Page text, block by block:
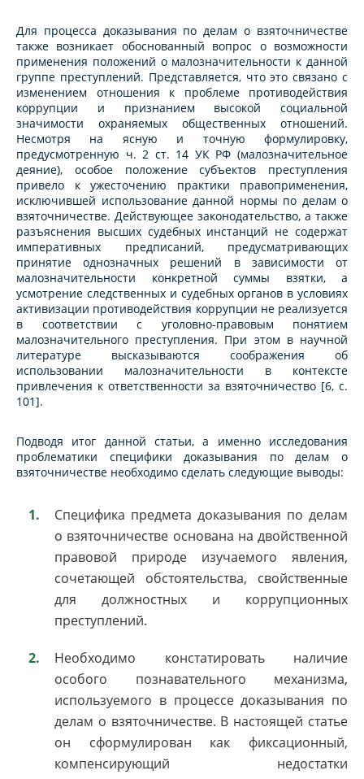
Для процесса доказывания по делам о взяточничестве
также возникает обоснованный вопрос о возможности
применения положений о малозначительности к данной
группе преступлений. Представляется, что это связано с
изменением отношения к проблеме противодействия
коррупции и признанием высокой социальной
значимости охраняемых общественных отношений.
Несмотря на ясную и точную формулировку,
предусмотренную ч. 2 ст. 14 УК РФ (малозначительное
деяние), особое положение субъектов преступления
привело к ужесточению практики правоприменения,
исключившей использование данной нормы по делам о
взяточничестве. Действующее законодательство, а также
разъяснения высших судебных инстанций не содержат
императивных предписаний, предусматривающих
принятие однозначных решений в зависимости от
малозначительности конкретной суммы взятки, а
усмотрение следственных и судебных органов в условиях
активизации противодействия коррупции не реализуется
в соответствии с уголовно-правовым понятием
малозначительного преступления. При этом в научной
литературе высказываются соображения об
использовании малозначительности в контексте
привлечения к ответственности за взяточничество [6, с.
101].
Подводя итог данной статьи, а именно исследования
проблематики специфики доказывания по делам о
взяточничестве необходимо сделать следующие выводы:
Специфика предмета доказывания по делам
о взяточничестве основана на двойственной
правовой природе изучаемого явления,
сочетающей обстоятельства, свойственные
для должностных и коррупционных
преступлений.
Необходимо констатировать наличие
особого познавательного механизма,
используемого в процессе доказывания по
делам о взяточничестве. В настоящей статье
он сформулирован как фиксационный,
компенсирующий недостатки